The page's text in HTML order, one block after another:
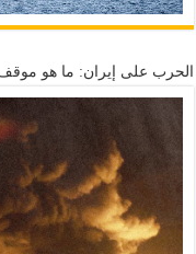
الحرب على إيران: ما هو